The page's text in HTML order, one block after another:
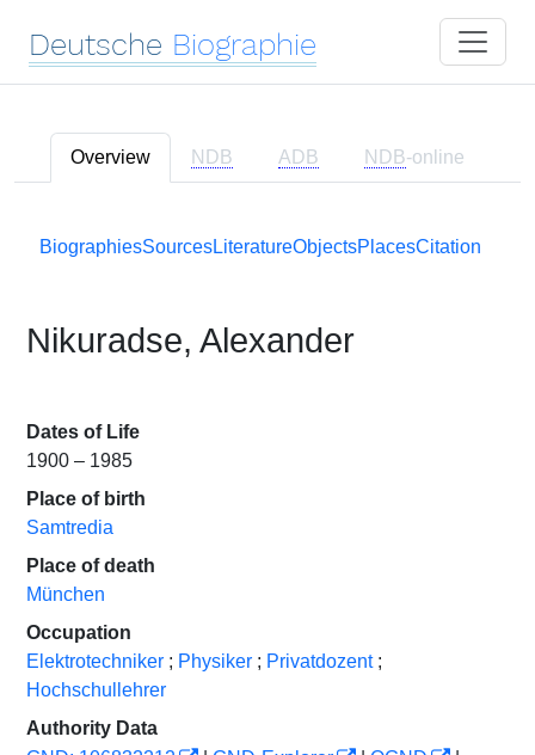
Deutsche Biographie
Overview NDB ADB NDB-online
BiographiesSourcesLiteratureObjectsPlacesCitation
Nikuradse, Alexander
Dates of Life
1900 – 1985
Place of birth
Samtredia
Place of death
München
Occupation
Elektrotechniker ; Physiker ; Privatdozent ;
Hochschullehrer
Authority Data